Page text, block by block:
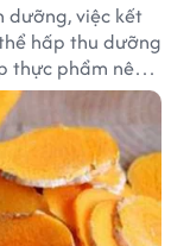
dưỡng, việc kết
hấp thu dưỡng
thực phẩm nên